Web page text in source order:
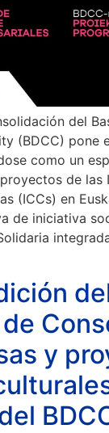
del
(BDCC) pone
como un
de las
(ICCs) en
de iniciativa
y